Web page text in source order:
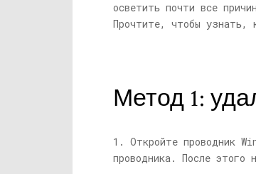
осветить почти все
Прочтите, чтобы узнать,
Метод 1:
1. Откройте проводник
проводника. После этого